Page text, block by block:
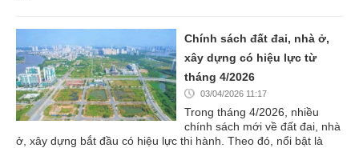
Chính sách đất đai, nhà ở,
xây dựng có hiệu lực từ
tháng 4/2026
03/04/2026 11:17
Trong tháng 4/2026, nhiều
chính sách mới về đất đai, nhà
ở, xây dựng bắt đầu có hiệu lực thi hành. Theo đó, nổi bật là